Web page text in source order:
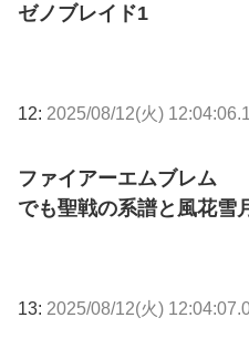
ゼノブレイド1
12: 2025/08/12(火)
ファイアーエムブレム
でも聖戦の系譜と風花雪
13: 2025/08/12(火)